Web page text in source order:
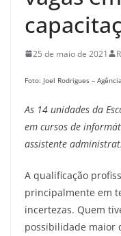
25 de maio de 2021
Foto: Joel Rodrigues –
As 14 unidades da
em cursos de
assistente
A qualificação
principalmente em
incertezas. Quem
possibilidade maior